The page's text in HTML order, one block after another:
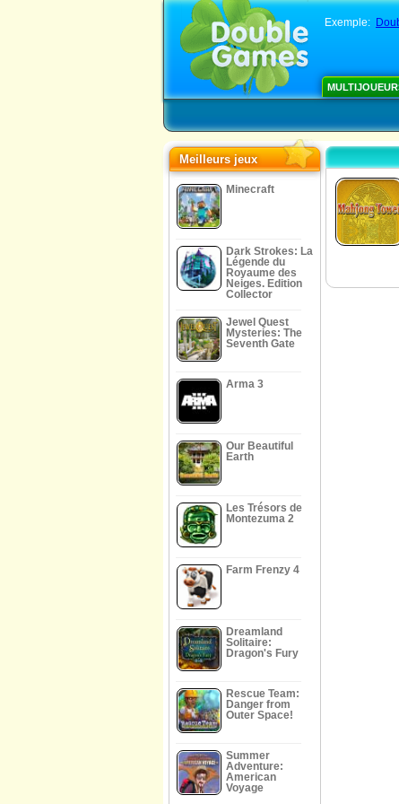
Exemple:
Meilleurs jeux
Minecraft
Dark Strokes: La
Légende du
Royaume des
Neiges. Edition
Collector
Jewel Quest
Mysteries: The
Seventh Gate
Arma 3
Our Beautiful
Earth
Les Trésors de
Montezuma 2
Farm Frenzy 4
Dreamland
Solitaire:
Dragon's Fury
Rescue Team:
Danger from
Outer Space!
Summer
Adventure:
American
Voyage